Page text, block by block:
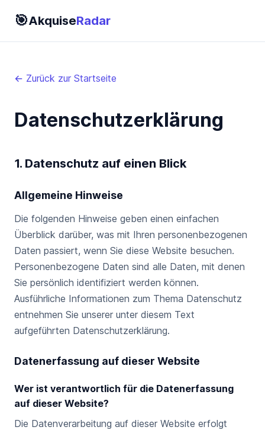
🎯AkquiseRadar
← Zurück zur Startseite
Datenschutzerklärung
1. Datenschutz auf einen Blick
Allgemeine Hinweise
Die folgenden Hinweise geben einen einfachen
Überblick darüber, was mit Ihren personenbezogenen
Daten passiert, wenn Sie diese Website besuchen.
Personenbezogene Daten sind alle Daten, mit denen
Sie persönlich identifiziert werden können.
Ausführliche Informationen zum Thema Datenschutz
entnehmen Sie unserer unter diesem Text
aufgeführten Datenschutzerklärung.
Datenerfassung auf dieser Website
Wer ist verantwortlich für die Datenerfassung
auf dieser Website?
Die Datenverarbeitung auf dieser Website erfolgt